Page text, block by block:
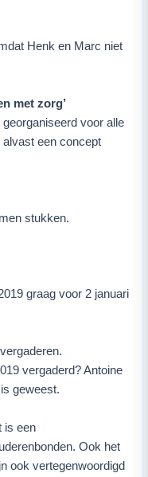
Henk en Marc niet
met zorg’
voor alle
een concept
stukken.
graag voor 2 januari
vergaderd? Antoine
geweest.
is een
Ook het
ook vertegenwoordigd